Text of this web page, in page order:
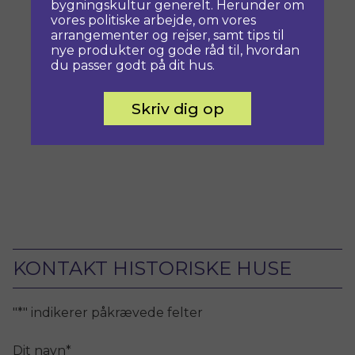
KONTAKT HISTORISKE HUSE
"*" indikerer påkrævede felter
Dit navn*
bygningskultur generelt. Herunder om
vores politiske arbejde, om vores
arrangementer og rejser, samt tips til
nye produkter og gode råd til, hvordan
du passer godt på dit hus.
Skriv dig op